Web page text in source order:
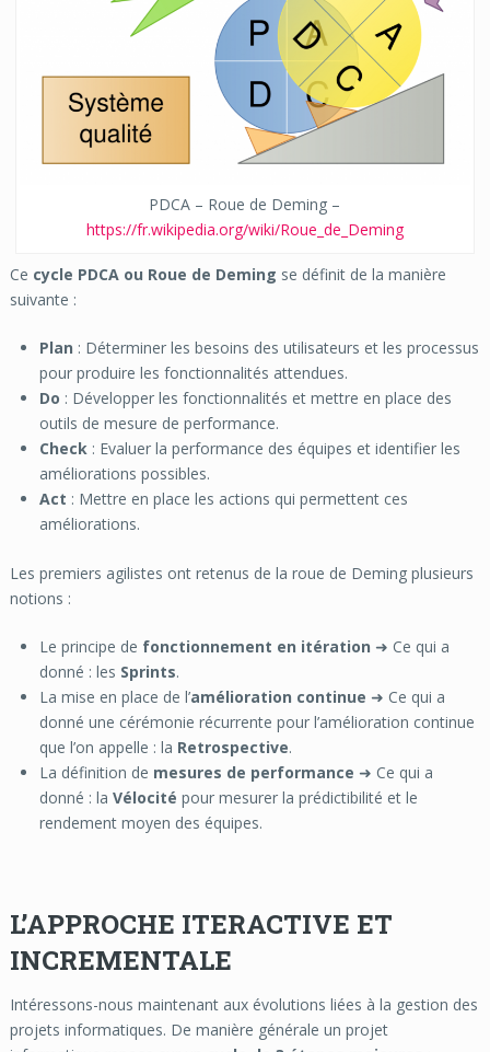
PDCA – Roue de Deming –
https://fr.wikipedia.org/wiki/Roue_de_Deming
Ce cycle PDCA ou Roue de Deming se définit de la manière
suivante :
Plan : Déterminer les besoins des utilisateurs et les processus
pour produire les fonctionnalités attendues.
Do : Développer les fonctionnalités et mettre en place des
outils de mesure de performance.
Check: Evaluer la performance des équipes et identifier les
améliorations possibles.
Act : Mettre en place les actions qui permettent ces
améliorations.
Les premiers agilistes ont retenus de la roue de Deming plusieurs
notions :
Le principe de fonctionnement en itération ➜ Ce qui a
donné : les Sprints.
La mise en place de l’amélioration continue ➜ Ce qui a
donné une cérémonie récurrente pour l’amélioration continue
que l’on appelle : la Retrospective.
La définition de mesures de performance ➜ Ce qui a
donné : la Vélocité pour mesurer la prédictibilité et le
rendement moyen des équipes.
L’APPROCHE ITERACTIVE ET
INCREMENTALE
Intéressons-nous maintenant aux évolutions liées à la gestion des
projets informatiques. De manière générale un projet